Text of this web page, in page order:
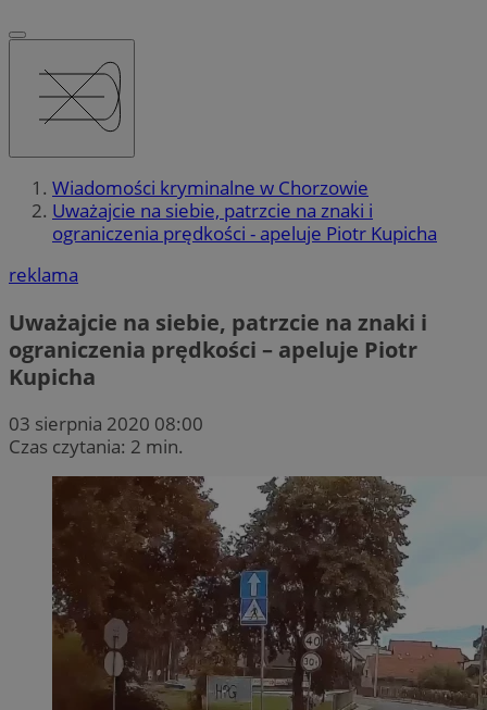
Wiadomości kryminalne w Chorzowie
Uważajcie na siebie, patrzcie na znaki i
ograniczenia prędkości - apeluje Piotr Kupicha
reklama
Uważajcie na siebie, patrzcie na znaki i
ograniczenia prędkości – apeluje Piotr
Kupicha
03 sierpnia 2020 08:00
Czas czytania: 2 min.